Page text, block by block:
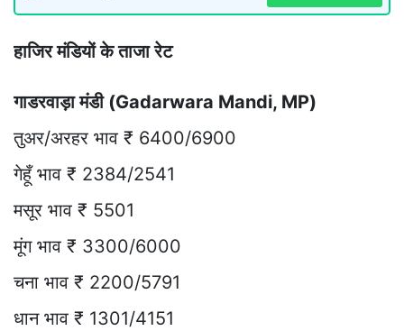
हाजिर मंडियों के ताजा रेट
गाडरवाड़ा मंडी (Gadarwara Mandi, MP)
तुअर/अरहर भाव ₹ 6400/6900
गेहूँ भाव ₹ 2384/2541
मसूर भाव ₹ 5501
मूंग भाव ₹ 3300/6000
चना भाव ₹ 2200/5791
धान भाव ₹ 1301/4151